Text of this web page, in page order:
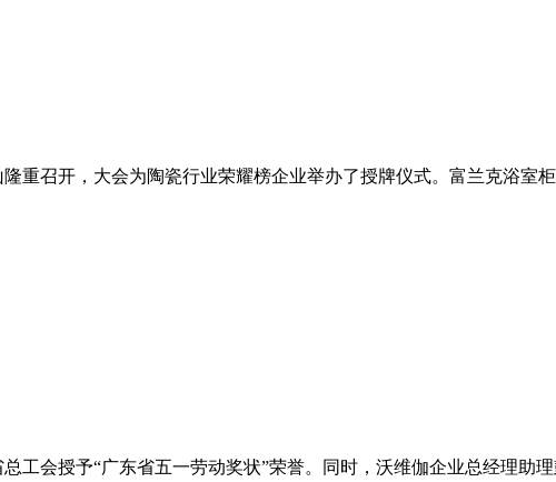
重召开，大会为陶瓷行业荣耀榜企业举办了授牌仪式。富兰克浴室
会授予“广东省五一劳动奖状”荣誉。同时，沃维伽企业总经理助